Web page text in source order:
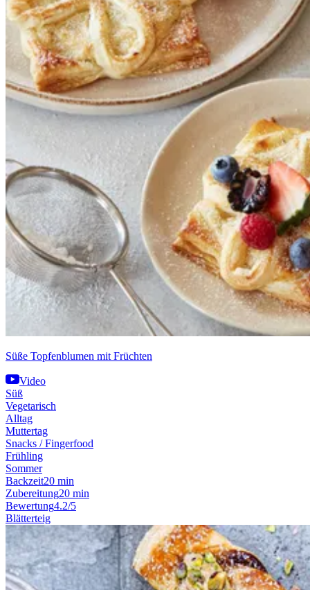
Süße Topfenblumen mit Früchten
Video
Süß
Vegetarisch
Alltag
Muttertag
Snacks / Fingerfood
Frühling
Sommer
Backzeit20 min
Zubereitung20 min
Bewertung4.2/5
Blätterteig